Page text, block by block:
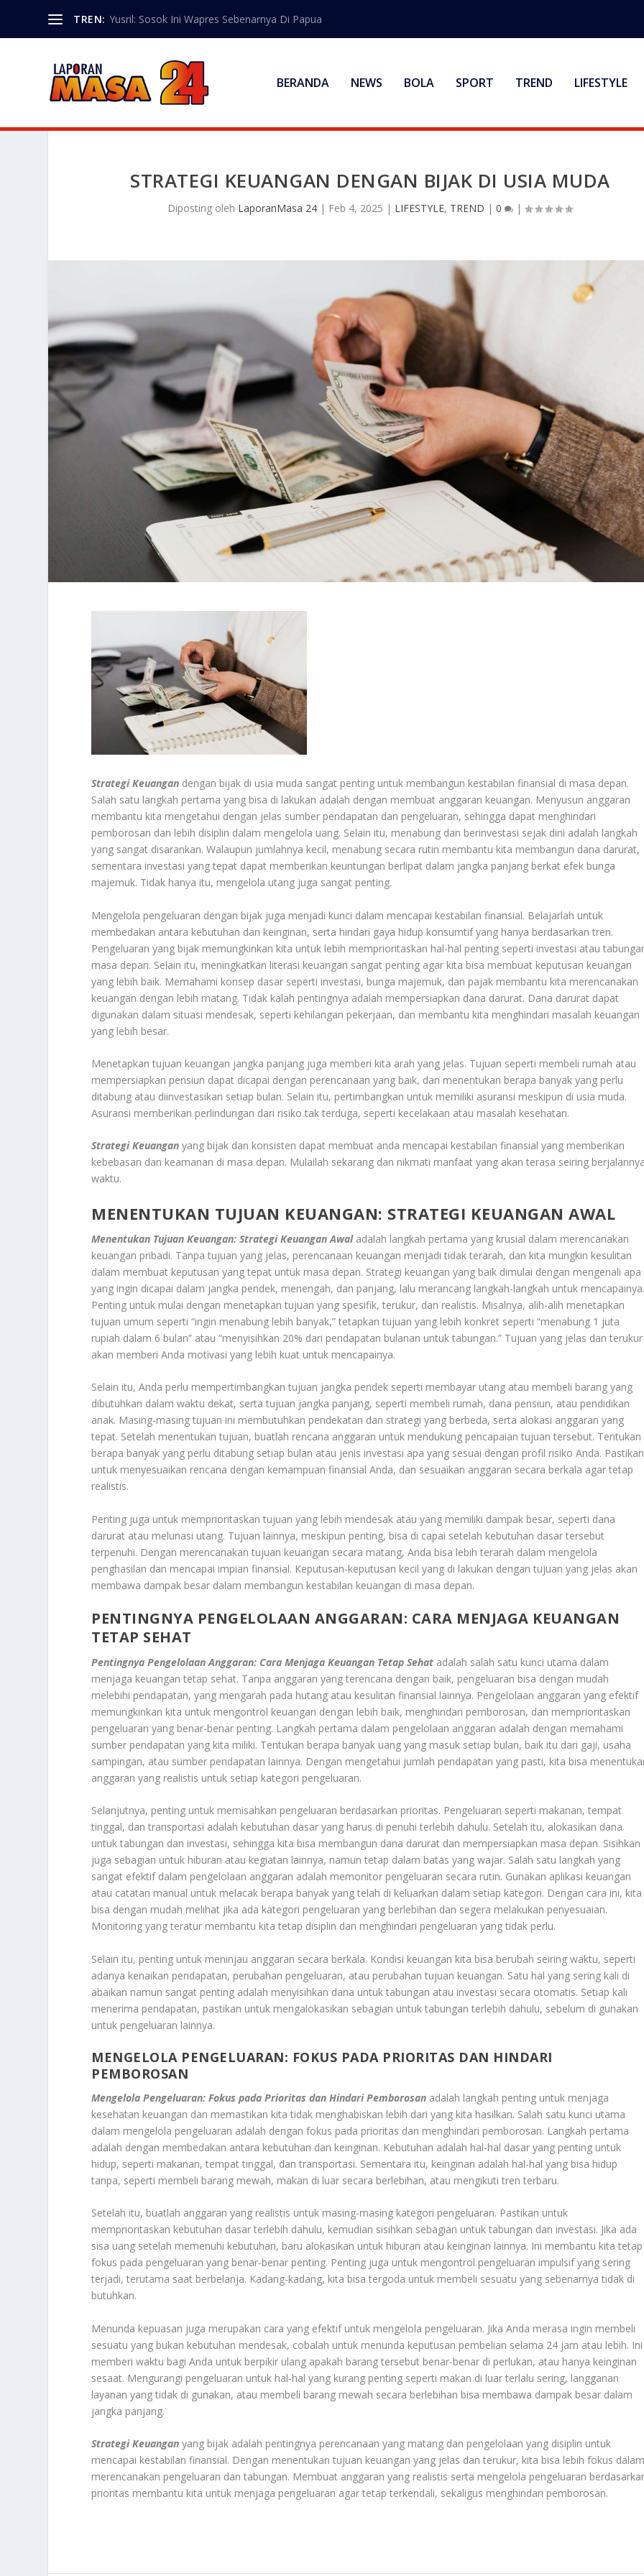
TREN: Yusril: Sosok Ini Wapres Sebenarnya Di Papua
BERANDA NEWS BOLA SPORT TREND LIFESTYLE
STRATEGI KEUANGAN DENGAN BIJAK DI USIA MUDA
Diposting oleh LaporanMasa 24 | Feb 4, 2025 | LIFESTYLE, TREND |0 |
Strategi Keuangan dengan bijak di usia muda sangat penting untuk membangun kestabilan finansial di masa depan.
Salah satu langkah pertama yang bisa di lakukan adalah dengan membuat anggaran keuangan. Menyusun anggaran
membantu kita mengetahui dengan jelas sumber pendapatan dan pengeluaran, sehingga dapat menghindari
pemborosan dan lebih disiplin dalam mengelola uang. Selain itu, menabung dan berinvestasi sejak dini adalah langkah
yang sangat disarankan. Walaupun jumlahnya kecil, menabung secara rutin membantu kita membangun dana darurat,
sementara investasi yang tepat dapat memberikan keuntungan berlipat dalam jangka panjang berkat efek bunga
majemuk. Tidak hanya itu, mengelola utang juga sangat penting.
Mengelola pengeluaran dengan bijak juga menjadi kunci dalam mencapai kestabilan finansial. Belajarlah untuk
membedakan antara kebutuhan dan keinginan, serta hindari gaya hidup konsumtif yang hanya berdasarkan tren.
Pengeluaran yang bijak memungkinkan kita untuk lebih memprioritaskan hal-hal penting seperti investasi atau
masa depan. Selain itu, meningkatkan literasi keuangan sangat penting agar kita bisa membuat keputusan keuangan
yang lebih baik. Memahami konsep dasar seperti investasi, bunga majemuk, dan pajak membantu kita merencanakan
keuangan dengan lebih matang. Tidak kalah pentingnya adalah mempersiapkan dana darurat. Dana darurat dapat
digunakan dalam situasi mendesak, seperti kehilangan pekerjaan, dan membantu kita menghindari masalah keuangan
yang lebih besar.
Menetapkan tujuan keuangan jangka panjang juga memberi kita arah yang jelas. Tujuan seperti membeli rumah atau
mempersiapkan pensiun dapat dicapai dengan perencanaan yang baik, dan menentukan berapa banyak yang perlu
ditabung atau diinvestasikan setiap bulan. Selain itu, pertimbangkan untuk memiliki asuransi meskipun di usia muda.
Asuransi memberikan perlindungan dari risiko tak terduga, seperti kecelakaan atau masalah kesehatan.
Strategi Keuangan yang bijak dan konsisten dapat membuat anda mencapai kestabilan finansial yang memberikan
kebebasan dan keamanan di masa depan. Mulailah sekarang dan nikmati manfaat yang akan terasa seiring
waktu.
MENENTUKAN TUJUAN KEUANGAN: STRATEGI KEUANGAN AWAL
Menentukan Tujuan Keuangan: Strategi Keuangan Awaladalah langkah pertama yang krusial dalam merencanakan
keuangan pribadi. Tanpa tujuan yang jelas, perencanaan keuangan menjadi tidak terarah, dan kita mungkin kesulitan
dalam membuat keputusan yang tepat untuk masa depan. Strategi keuangan yang baik dimulai dengan mengenali apa
yang ingin dicapai dalam jangka pendek, menengah, dan panjang, lalu merancang langkah-langkah untuk
Penting untuk mulai dengan menetapkan tujuan yang spesifik, terukur, dan realistis. Misalnya, alih-alih menetapkan
tujuan umum seperti “ingin menabung lebih banyak,” tetapkan tujuan yang lebih konkret seperti “menabung 1 juta
rupiah dalam 6 bulan” atau “menyisihkan 20% dari pendapatan bulanan untuk tabungan.” Tujuan yang jelas dan terukur
akan memberi Anda motivasi yang lebih kuat untuk mencapainya.
Selain itu, Anda perlu mempertimbangkan tujuan jangka pendek seperti membayar utang atau membeli barang yang
dibutuhkan dalam waktu dekat, serta tujuan jangka panjang, seperti membeli rumah, dana pensiun, atau pendidikan
anak. Masing-masing tujuan ini membutuhkan pendekatan dan strategi yang berbeda, serta alokasi anggaran yang
tepat. Setelah menentukan tujuan, buatlah rencana anggaran untuk mendukung pencapaian tujuan tersebut. Tentukan
berapa banyak yang perlu ditabung setiap bulan atau jenis investasi apa yang sesuai dengan profil risiko Anda. Pastikan
untuk menyesuaikan rencana dengan kemampuan finansial Anda, dan sesuaikan anggaran secara berkala agar tetap
realistis.
Penting juga untuk memprioritaskan tujuan yang lebih mendesak atau yang memiliki dampak besar, seperti dana
darurat atau melunasi utang. Tujuan lainnya, meskipun penting, bisa di capai setelah kebutuhan dasar tersebut
terpenuhi. Dengan merencanakan tujuan keuangan secara matang, Anda bisa lebih terarah dalam mengelola
penghasilan dan mencapai impian finansial. Keputusan-keputusan kecil yang di lakukan dengan tujuan yang jelas akan
membawa dampak besar dalam membangun kestabilan keuangan di masa depan.
PENTINGNYA PENGELOLAAN ANGGARAN: CARA MENJAGA KEUANGAN
TETAP SEHAT
Pentingnya Pengelolaan Anggaran: Cara Menjaga Keuangan Tetap Sehat adalah salah satu kunci utama dalam
menjaga keuangan tetap sehat. Tanpa anggaran yang terencana dengan baik, pengeluaran bisa dengan mudah
melebihi pendapatan, yang mengarah pada hutang atau kesulitan finansial lainnya. Pengelolaan anggaran yang efektif
memungkinkan kita untuk mengontrol keuangan dengan lebih baik, menghindari pemborosan, dan memprioritaskan
pengeluaran yang benar-benar penting. Langkah pertama dalam pengelolaan anggaran adalah dengan memahami
sumber pendapatan yang kita miliki. Tentukan berapa banyak uang yang masuk setiap bulan, baik itu dari gaji, usaha
sampingan, atau sumber pendapatan lainnya. Dengan mengetahui jumlah pendapatan yang pasti, kita bisa
anggaran yang realistis untuk setiap kategori pengeluaran.
Selanjutnya, penting untuk memisahkan pengeluaran berdasarkan prioritas. Pengeluaran seperti makanan, tempat
tinggal, dan transportasi adalah kebutuhan dasar yang harus di penuhi terlebih dahulu. Setelah itu, alokasikan dana
untuk tabungan dan investasi, sehingga kita bisa membangun dana darurat dan mempersiapkan masa depan. Sisihkan
juga sebagian untuk hiburan atau kegiatan lainnya, namun tetap dalam batas yang wajar. Salah satu langkah yang
sangat efektif dalam pengelolaan anggaran adalah memonitor pengeluaran secara rutin. Gunakan aplikasi keuangan
atau catatan manual untuk melacak berapa banyak yang telah di keluarkan dalam setiap kategori. Dengan cara ini, kita
bisa dengan mudah melihat jika ada kategori pengeluaran yang berlebihan dan segera melakukan penyesuaian.
Monitoring yang teratur membantu kita tetap disiplin dan menghindari pengeluaran yang tidak perlu.
Selain itu, penting untuk meninjau anggaran secara berkala. Kondisi keuangan kita bisa berubah seiring waktu, seperti
adanya kenaikan pendapatan, perubahan pengeluaran, atau perubahan tujuan keuangan. Satu hal yang sering kali di
abaikan namun sangat penting adalah menyisihkan dana untuk tabungan atau investasi secara otomatis. Setiap kali
menerima pendapatan, pastikan untuk mengalokasikan sebagian untuk tabungan terlebih dahulu, sebelum di gunakan
untuk pengeluaran lainnya.
MENGELOLA PENGELUARAN: FOKUS PADA PRIORITAS DAN HINDARI
PEMBOROSAN
Mengelola Pengeluaran: Fokus pada Prioritas dan Hindari Pemborosan adalah langkah penting untuk menjaga
kesehatan keuangan dan memastikan kita tidak menghabiskan lebih dari yang kita hasilkan. Salah satu kunci utama
dalam mengelola pengeluaran adalah dengan fokus pada prioritas dan menghindari pemborosan. Langkah pertama
adalah dengan membedakan antara kebutuhan dan keinginan. Kebutuhan adalah hal-hal dasar yang penting untuk
hidup, seperti makanan, tempat tinggal, dan transportasi. Sementara itu, keinginan adalah hal-hal yang bisa hidup
tanpa, seperti membeli barang mewah, makan di luar secara berlebihan, atau mengikuti tren terbaru.
Setelah itu, buatlah anggaran yang realistis untuk masing-masing kategori pengeluaran. Pastikan untuk
memprioritaskan kebutuhan dasar terlebih dahulu, kemudian sisihkan sebagian untuk tabungan dan investasi. Jika ada
sisa uang setelah memenuhi kebutuhan, baru alokasikan untuk hiburan atau keinginan lainnya. Ini membantu kita tetap
fokus pada pengeluaran yang benar-benar penting. Penting juga untuk mengontrol pengeluaran impulsif yang sering
terjadi, terutama saat berbelanja. Kadang-kadang, kita bisa tergoda untuk membeli sesuatu yang sebenarnya tidak di
butuhkan.
Menunda kepuasan juga merupakan cara yang efektif untuk mengelola pengeluaran. Jika Anda merasa ingin membeli
sesuatu yang bukan kebutuhan mendesak, cobalah untuk menunda keputusan pembelian selama 24 jam atau lebih. Ini
memberi waktu bagi Anda untuk berpikir ulang apakah barang tersebut benar-benar di perlukan, atau hanya keinginan
sesaat. Mengurangi pengeluaran untuk hal-hal yang kurang penting seperti makan di luar terlalu sering, langganan
layanan yang tidak di gunakan, atau membeli barang mewah secara berlebihan bisa membawa dampak besar dalam
jangka panjang.
Strategi Keuangan yang bijak adalah pentingnya perencanaan yang matang dan pengelolaan yang disiplin untuk
mencapai kestabilan finansial. Dengan menentukan tujuan keuangan yang jelas dan terukur, kita bisa lebih fokus
merencanakan pengeluaran dan tabungan. Membuat anggaran yang realistis serta mengelola pengeluaran
prioritas membantu kita untuk menjaga pengeluaran agar tetap terkendali, sekaligus menghindari pemborosan.